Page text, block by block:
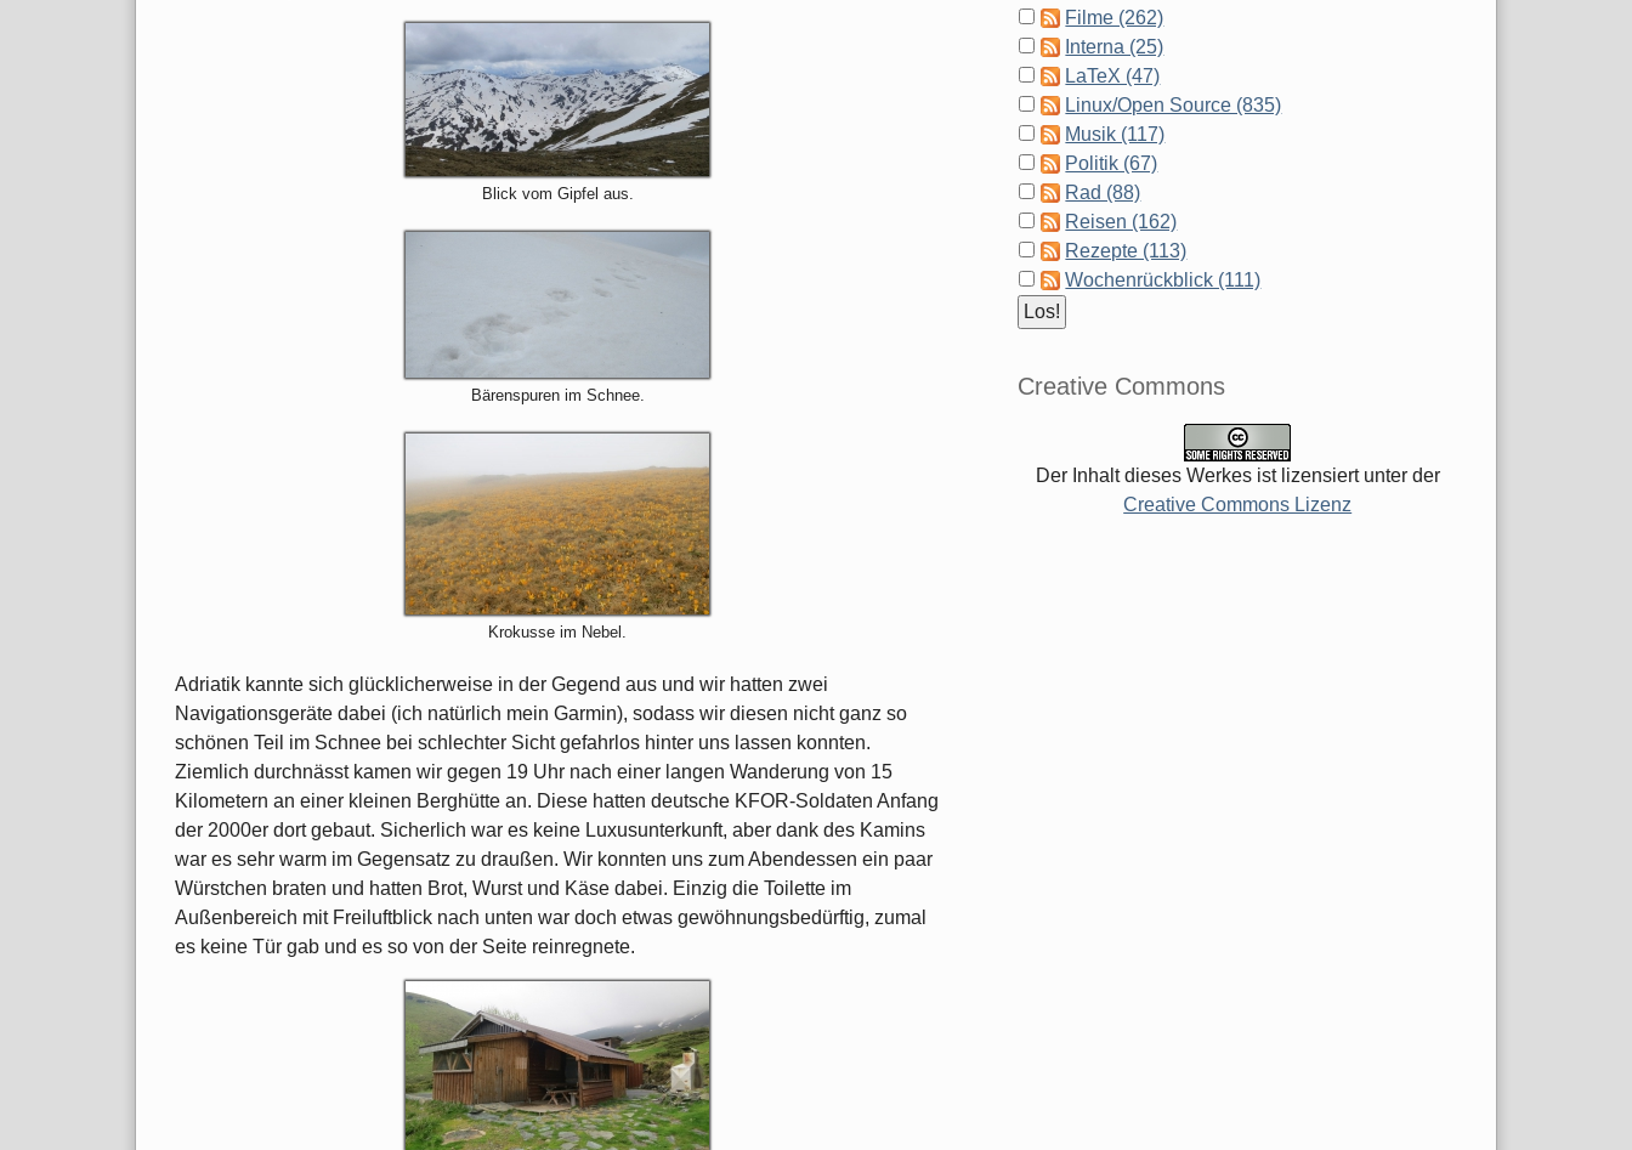
Blick vom Gipfel aus.
Bärenspuren im Schnee.
Krokusse im Nebel.
Adriatik kannte sich glücklicherweise in der Gegend aus und wir hatten zwei
Navigationsgeräte dabei (ich natürlich mein Garmin), sodass wir diesen nicht ganz so
schönen Teil im Schnee bei schlechter Sicht gefahrlos hinter uns lassen konnten.
Ziemlich durchnässt kamen wir gegen 19 Uhr nach einer langen Wanderung von 15
Kilometern an einer kleinen Berghütte an. Diese hatten deutsche KFOR-Soldaten Anfang
der 2000er dort gebaut. Sicherlich war es keine Luxusunterkunft, aber dank des Kamins
war es sehr warm im Gegensatz zu draußen. Wir konnten uns zum Abendessen ein paar
Würstchen braten und hatten Brot, Wurst und Käse dabei. Einzig die Toilette im
Außenbereich mit Freiluftblick nach unten war doch etwas gewöhnungsbedürftig, zumal
es keine Tür gab und es so von der Seite reinregnete.
Filme (262)
Interna (25)
LaTeX (47)
Linux/Open Source (835)
Musik (117)
Politik (67)
Rad (88)
Reisen (162)
Rezepte (113)
Wochenrückblick (111)
Creative Commons
Der Inhalt dieses Werkes ist lizensiert unter der
Creative Commons Lizenz